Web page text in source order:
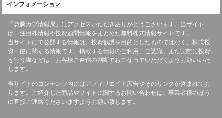
インフォメーション
『急騰カブ情報局』にアクセスいただきありがとうございます。当サイト
は、注目株情報や投資顧問情報をまとめた無料株式情報サイトです。
当サイトにて公開する情報は、投資勧誘を目的としたものではなく、株式投
資一般に関する情報です。掲載する情報のご利用、ご認識、また実際に投資
を行う際などは、お客様ご自信の判断でおこなっていただくようお願いいた
します。
当サイトのコンテンツ内にはアフィリエイト広告やそのリンクが含まれてお
ります。ご紹介した商品やサイトに関するお問い合わせは、事業者様のほう
に直接ご連絡くださいますようお願い致します。